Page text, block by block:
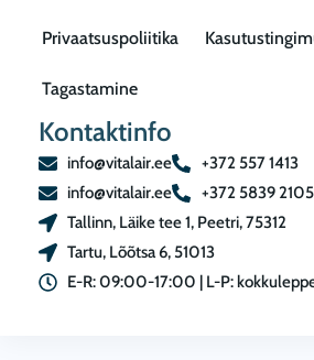
Privaatsuspoliitika
Tagastamine
Kontaktinfo
info@vitalair.ee
+372 557 1413
info@vitalair.ee
+372 5839 2105
Tallinn, Läike tee 1, Peetri, 75312
Tartu, Lõõtsa 6, 51013
E-R: 09:00-17:00 | L-P: